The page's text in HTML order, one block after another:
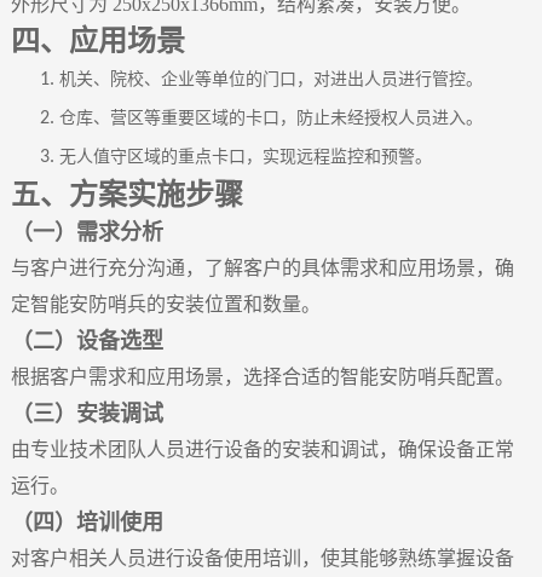
四、应用场景
1. 机关、院校、企业等单位的门口，对进出人员进行管控。
2. 仓库、营区等重要区域的卡口，防止未经授权人员进入。
3. 无人值守区域的重点卡口，实现远程监控和预警。
五、方案实施步骤
（一）需求分析
与客户进行充分沟通，了解客户的具体需求和应用场景，确
定智能安防哨兵的安装位置和数量。
（二）设备选型
根据客户需求和应用场景，选择合适的智能安防哨兵配置。
（三）安装调试
由专业技术 团队 人员进行设备的安装和调试，确保设备正常
运行。
（四）培训使用
对客户相关人员进行设备使用培训，使其能够熟练掌握设备